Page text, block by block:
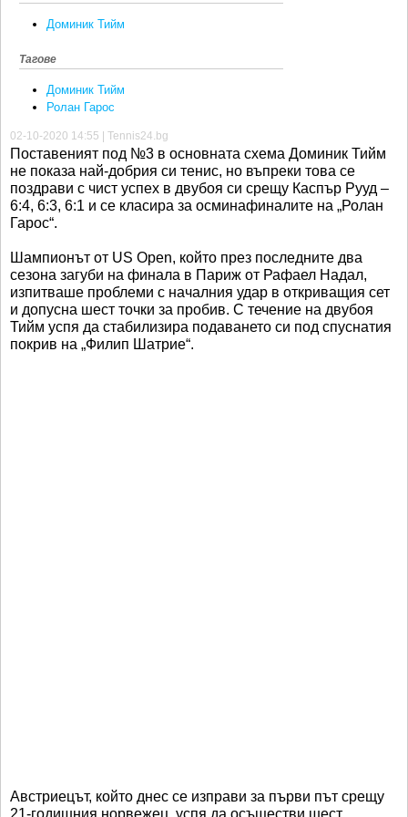
Доминик Тийм
Тагове
Доминик Тийм
Ролан Гарос
02-10-2020 14:55 | Tennis24.bg
Поставеният под №3 в основната схема Доминик Тийм
не показа най-добрия си тенис, но въпреки това се
поздрави с чист успех в двубоя си срещу Каспър Рууд –
6:4, 6:3, 6:1 и се класира за осминафиналите на „Ролан
Гарос“.
Шампионът от US Open, който през последните два
сезона загуби на финала в Париж от Рафаел Надал,
изпитваше проблеми с началния удар в откриващия сет
и допусна шест точки за пробив. С течение на двубоя
Тийм успя да стабилизира подаването си под спуснатия
покрив на „Филип Шатрие“.
Австриецът, който днес се изправи за първи път срещу
21-годишния норвежец, успя да осъществи шест